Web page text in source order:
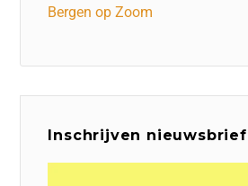
Bergen op Zoom
Inschrijven nieuwsbrief